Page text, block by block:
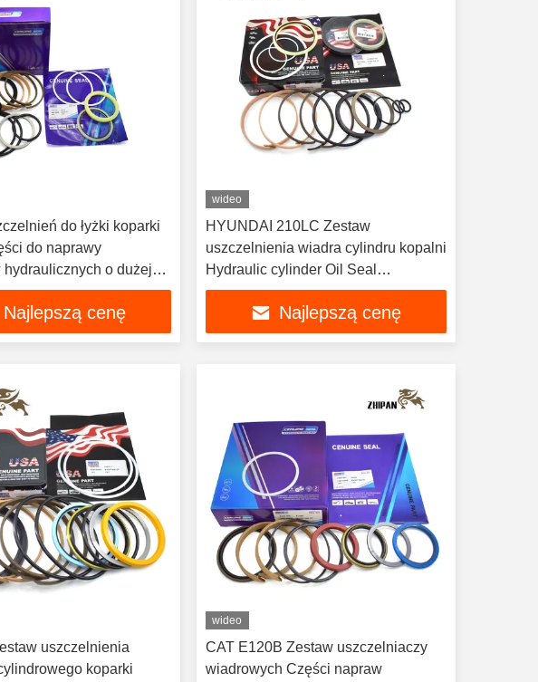
do łyżki koparki
hydraulicznych o dużej
Najlepszą cenę
wideo
HYUNDAI 210LC Zestaw
uszczelnienia wiadra cylindru kopalni
Hydraulic cylinder Oil Seal
Reparation Parts
Najlepszą cenę
uszczelnienia
koparki
wideo
CAT E120B Zestaw uszczelniaczy
wiadrowych Części napraw